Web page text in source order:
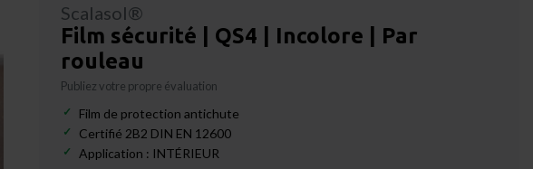
Scalasol®
Film sécurité | QS4 | Incolore | Par
rouleau
Publiez votre propre évaluation
Film de protection antichute
Certifié 2B2 DIN EN 12600
Application : INTÉRIEUR